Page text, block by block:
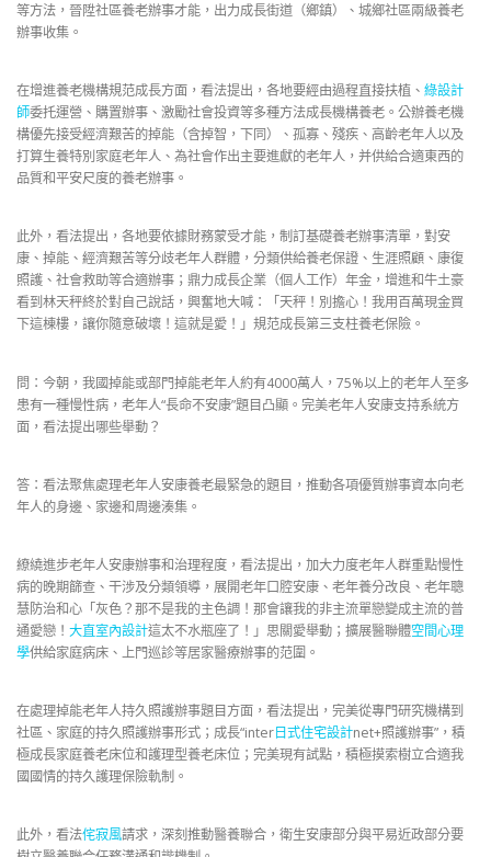
等方法，晉陞社區養老辦事才能，出力成長街道（鄉鎮）、城鄉社區兩級養老
辦事收集。
在增進養老機構規范成長方面，看法提出，各地要經由過程直接扶植、 綠設計
師委托運營、購置辦事、激勵社會投資等多種方法成長機構養老。公辦養老機
構優先接受經濟艱苦的掉能（含掉智，下同）、孤寡、殘疾、高齡老年人以及
打算生養特別家庭老年人、為社會作出主要進獻的老年人，并供給合適東西的
品質和平安尺度的養老辦事。
此外，看法提出，各地要依據財務蒙受才能，制訂基礎養老辦事清單，對安
康、掉能、經濟艱苦等分歧老年人群體，分類供給養老保證、生涯照顧、康復
照護、社會救助等合適辦事；鼎力成長企業（個人工作）年金，增進和牛土豪
看到林天秤終於對自己說話，興奮地大喊：「天秤！別擔心！我用百萬現金買
下這棟樓，讓你隨意破壞！這就是愛！」規范成長第三支柱養老保險。
問：今朝，我國掉能或部門掉能老年人約有4000萬人，75%以上的老年人至多
患有一種慢性病，老年人“長命不安康”題目凸顯。完美老年人安康支持系統方
面，看法提出哪些舉動？
答：看法聚焦處理老年人安康養老最緊急的題目，推動各項優質辦事資本向老
年人的身邊、家邊和周邊湊集。
繚繞進步老年人安康辦事和治理程度，看法提出，加大力度老年人群重點慢性
病的晚期篩查、干涉及分類領導，展開老年口腔安康、老年養分改良、老年聰
慧防治和心「灰色？那不是我的主色調！那會讓我的非主流單戀變成主流的普
通愛戀！ 大直室內設計這太不水瓶座了！」思關愛舉動；擴展醫聯體空間心理
學供給家庭病床、上門巡診等居家醫療辦事的范圍。
在處理掉能老年人持久照護辦事題目方面，看法提出，完美從專門研究機構到
社區、家庭的持久照護辦事形式；成長“inter日式住宅設計net+照護辦事”，積
極成長家庭養老床位和護理型養老床位；完美現有試點，積極摸索樹立合適我
國國情的持久護理保險軌制。
此外，看法侘寂風請求，深刻推動醫養聯合，衛生安康部分與平易近政部分要